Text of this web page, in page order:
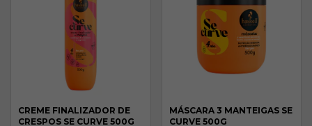
CREME FINALIZADOR DE
CRESPOS SE CURVE 500G
MÁSCARA 3 MANTEIGAS SE
CURVE 500G